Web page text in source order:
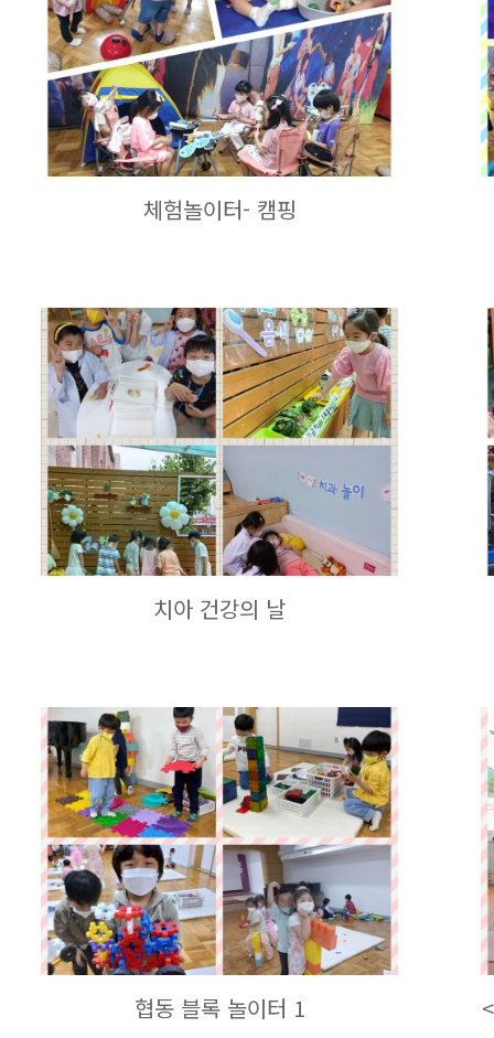
체험놀이터- 캠핑
치아 건강의 날
협동 블록 놀이터 1